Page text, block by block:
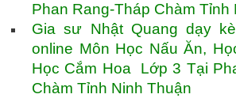
Phan Rang-Tháp Chàm Tỉnh
Gia sư Nhật Quang dạy
online Môn Học Nấu Ăn,
Học Cắm Hoa Lớp 3 Tại
Chàm Tỉnh Ninh Thuận